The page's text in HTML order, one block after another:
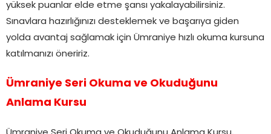
yüksek puanlar elde etme şansı yakalayabilirsiniz.
Sınavlara hazırlığınızı desteklemek ve başarıya giden
yolda avantaj sağlamak için Ümraniye hızlı okuma kursuna
katılmanızı öneririz.
Ümraniye Seri Okuma ve Okuduğunu
Anlama Kursu